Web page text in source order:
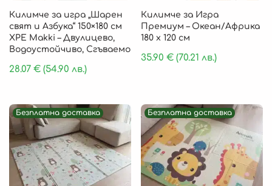
Килимче за игра „Шарен
свят и Азбука“ 150×180 см
XPE Makki – Двулицево,
Водоустойчиво, Сгъваемо
28.07 € (54.90 лв.)
Килимче за Игра
Премиум – Океан/Африка
180 х 120 см
35.90€ (70.21 лв.)
Безплатна доставка Безплатна доставка